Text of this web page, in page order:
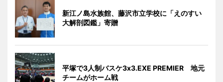
新江ノ島水族館、藤沢市立学校に「えのすい
大解剖図鑑」寄贈
平塚で3人制バスケ3x3.EXE PREMIER 地元
チームがホーム戦